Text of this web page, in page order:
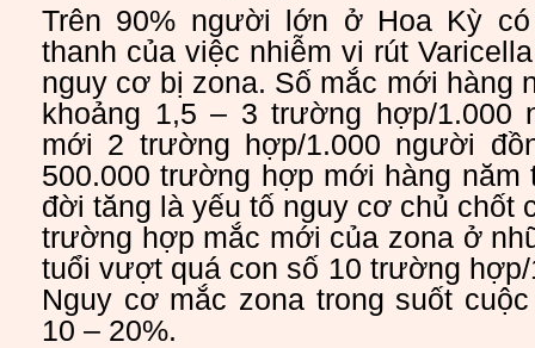
Trên 90% người lớn ở Hoa Kỳ
thanh của việc nhiễm vi rút
nguy cơ bị zona. Số mắc mới hàng
khoảng 1,5 – 3 trường hợp/1.000
mới 2 trường hợp/1.000 người
500.000 trường hợp mới hàng năm
đời tăng là yếu tố nguy cơ chủ chốt
trường hợp mắc mới của zona ở
tuổi vượt quá con số 10 trường
Nguy cơ mắc zona trong suốt
10 – 20%.